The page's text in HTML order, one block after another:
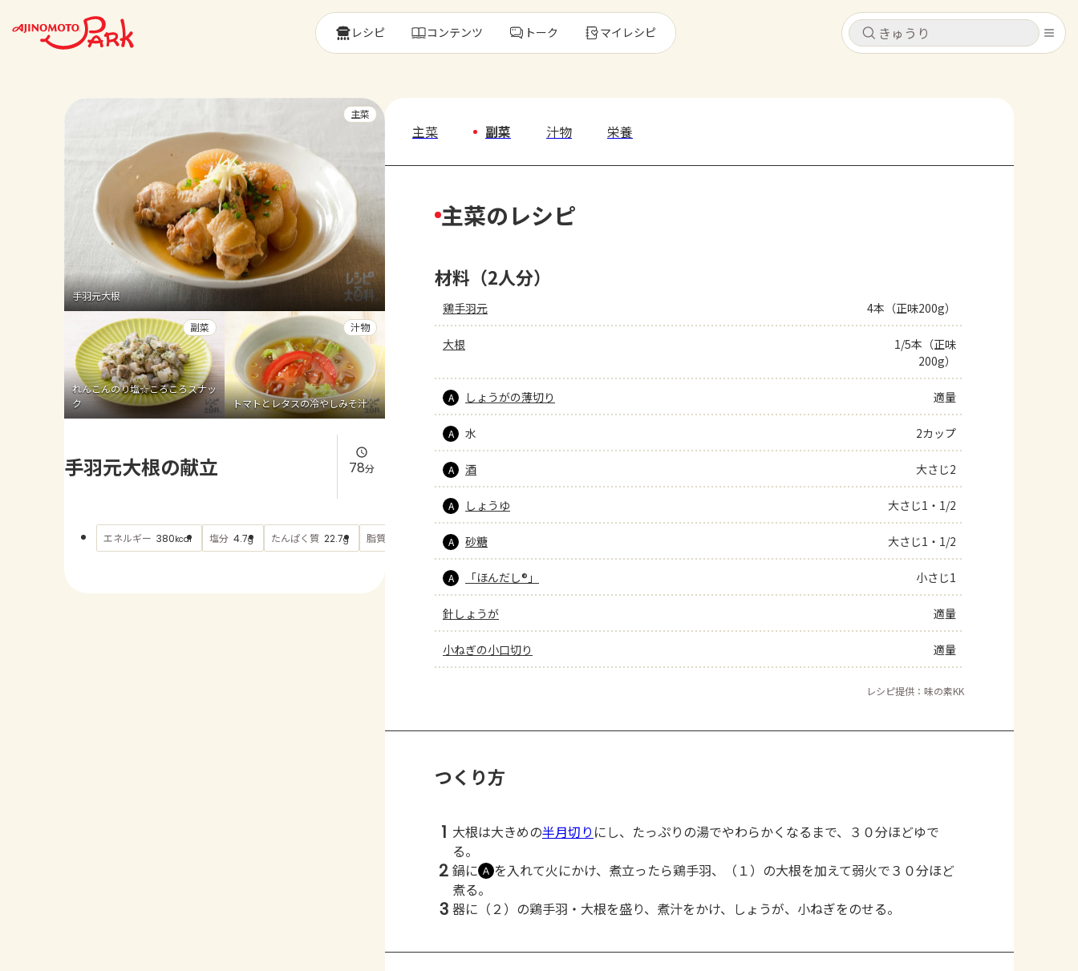
キャンセル
レシピ
よくあるお問い合わせ
AJINOMOTO PARK とは
キャンセル
レシピ コンテンツ トーク マイレシピ
手羽元大根
主菜
れんこんのり塩☆ころころスナッ
ク
副菜
トマトとレタスの冷やしみそ汁
汁物
手羽元大根の献立 78分
エネルギー 380kcal 塩分 4.7g たんぱく質 22.7g 脂質 もっと見る
主菜 副菜 汁物 栄養
主菜のレシピ
材料（2人分）
鶏手羽元 4本（正味200g）
大根
1/5本（正味
200g）
A しょうがの薄切り 適量
A 水 2カップ
A 酒 大さじ2
A しょうゆ 大さじ1・1/2
A 砂糖 大さじ1・1/2
A 「ほんだし®」 小さじ1
針しょうが 適量
小ねぎの小口切り 適量
レシピ提供：味の素KK
つくり方
1 大根は大きめの半月切り にし、たっぷりの湯でやわらかくなるまで、３０分ほどゆで
る。
2 鍋に Ａ を入れて火にかけ、煮立ったら鶏手羽、（１）の大根を加えて弱火で３０分ほど
煮る。
3 器に（２）の鶏手羽・大根を盛り、煮汁をかけ、しょうが、小ねぎをのせる。